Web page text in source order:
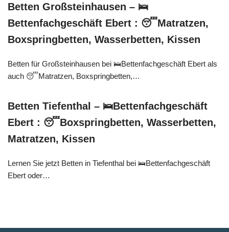
Betten Großsteinhausen – 🛌
Bettenfachgeschäft Ebert : 😴Matratzen,
Boxspringbetten, Wasserbetten, Kissen
Betten für Großsteinhausen bei 🛌Bettenfachgeschäft Ebert als
auch 😴Matratzen, Boxspringbetten,…
Betten Tiefenthal – 🛌Bettenfachgeschäft
Ebert : 😴Boxspringbetten, Wasserbetten,
Matratzen, Kissen
Lernen Sie jetzt Betten in Tiefenthal bei 🛌Bettenfachgeschäft
Ebert oder…